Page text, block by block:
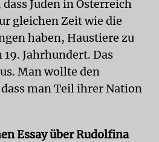
Juden in Österreich
gleichen Zeit wie die
haben, Haustiere zu
Jahrhundert. Das
Man wollte den
man Teil ihrer Nation
Essay über Rudolfina